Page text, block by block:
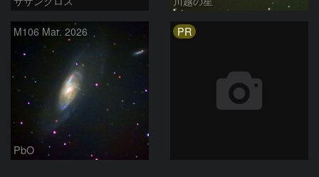
M106 Mar. 2026
PbO
PR